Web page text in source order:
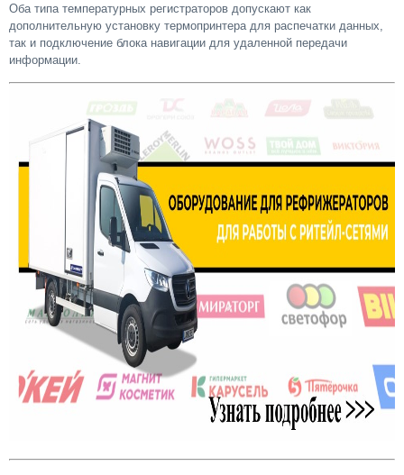
Оба типа температурных регистраторов допускают как
дополнительную установку термопринтера для распечатки данных,
так и подключение блока навигации для удаленной передачи
информации.